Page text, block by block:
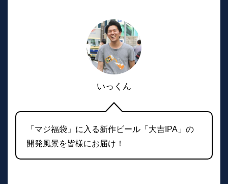
いっくん
「マジ福袋」に入る新作ビール「大吉IPA」の
開発風景を皆様にお届け！